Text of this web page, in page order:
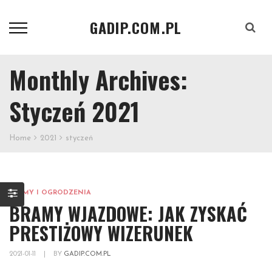
GADIP.COM.PL
Monthly Archives:
Styczeń 2021
Home 2021 styczeń
BRAMY I OGRODZENIA
BRAMY WJAZDOWE: JAK ZYSKAĆ
PRESTIŻOWY WIZERUNEK
2021-01-11 BY GADIP.COM.PL